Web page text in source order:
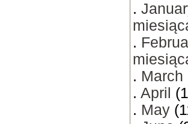
.
.
. March
. April
. May